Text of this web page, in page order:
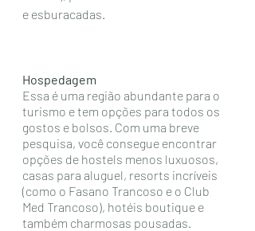
e esburacadas.
Hospedagem
Essa é uma região abundante para o
turismo e tem opções para todos os
gostos e bolsos. Com uma breve
pesquisa, você consegue encontrar
opções de hostels menos luxuosos,
casas para aluguel, resorts incríveis
(como o Fasano Trancoso e o Club
Med Trancoso), hotéis boutique e
também charmosas pousadas.